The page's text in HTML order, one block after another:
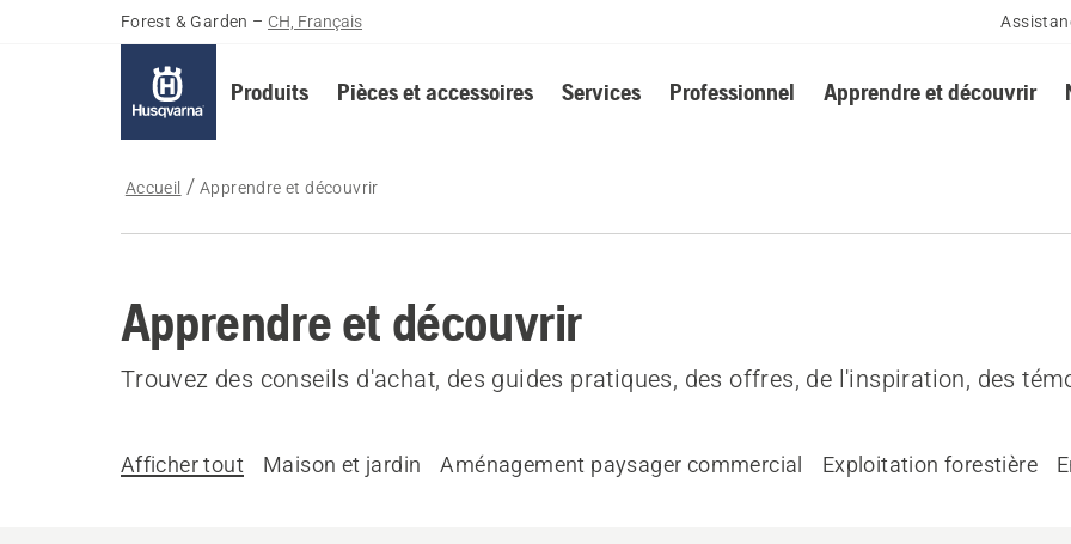
Forest & Garden – CH, Français
Produits Pièces et accessoires Services Professionnel Apprendre et découvrir
Accueil Apprendre et découvrir
Apprendre et découvrir
Trouvez des conseils d'achat, des guides pratiques, des offres, de l'inspiration, des
Afficher tout Maison et jardin Aménagement paysager commercial Exploitation forestière